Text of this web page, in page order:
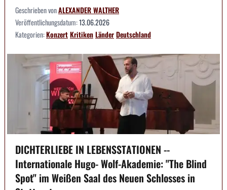
Geschrieben vonALEXANDER WALTHER
Veröffentlichungsdatum:13.06.2026
Kategorien:KonzertKritikenLänderDeutschland
DICHTERLIEBE IN LEBENSSTATIONEN --
Internationale Hugo- Wolf-Akademie: "The Blind
Spot" im Weißen Saal des Neuen Schlosses in